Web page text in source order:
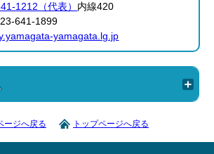
1212（代表） 内線420
641-1899
yamagata.lg.jp
ージへ戻る トップページへ戻る